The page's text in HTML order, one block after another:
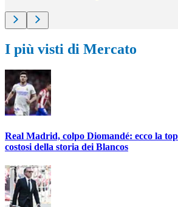
I più visti di Mercato
Real Madrid, colpo Diomandé: ecco la
costosi della storia dei Blancos